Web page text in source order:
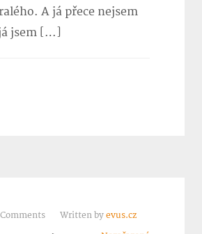
A já přece nejsem
jsem […]
Written by evus.cz